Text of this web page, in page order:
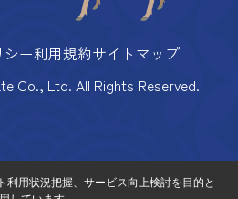
ー利用規約サイトマップ
Co., Ltd. All Rights Reserved.
利用状況把握、サービス向上検討を目的と